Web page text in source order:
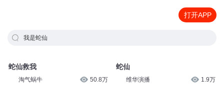
打开APP
我是蛇仙
蛇仙救我
淘气蜗牛 50.8万
蛇仙
维华演播 1.9万